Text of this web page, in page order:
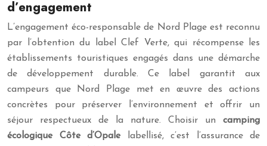
d’engagement
L’engagement éco-responsable de Nord Plage est reconnu
par l’obtention du label Clef Verte, qui récompense les
établissements touristiques engagés dans une démarche
de développement durable. Ce label garantit aux
campeurs que Nord Plage met en œuvre des actions
concrètes pour préserver l’environnement et offrir un
séjour respectueux de la nature. Choisir un camping
écologique Côte d’Opale
labellisé, c’est l’assurance de